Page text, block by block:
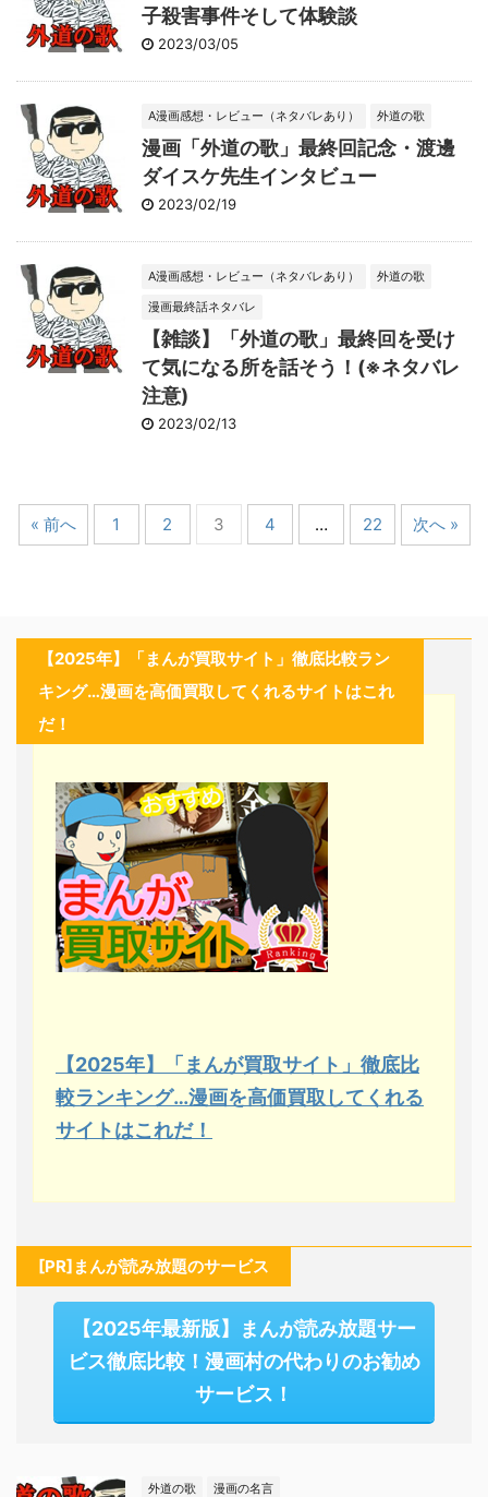
子殺害事件そして体験談
2023/03/05
A漫画感想・レビュー（ネタバレあり） 外道の歌
漫画「外道の歌」最終回記念・渡邊
ダイスケ先生インタビュー
2023/02/19
A漫画感想・レビュー（ネタバレあり）
外道の歌
漫画最終話ネタバレ
【雑談】「外道の歌」最終回を受け
て気になる所を話そう！(※ネタバレ
注意)
2023/02/13
« 前へ 1 2 3 4 … 22 次へ »
【2025年】「まんが買取サイト」徹底比較ラン
キング…漫画を高価買取してくれるサイトはこれ
だ！
【2025年】「まんが買取サイト」徹底比
較ランキング…漫画を高価買取してくれる
サイトはこれだ！
[PR]まんが読み放題のサービス
【2025年最新版】まんが読み放題サー
ビス徹底比較！漫画村の代わりのお勧め
サービス！
外道の歌 漫画の名言